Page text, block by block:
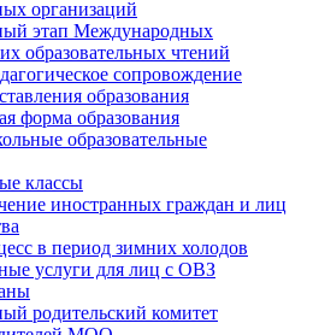
организаций
этап Международных
образовательных чтений
сопровождение
образования
форма образования
образовательные
классы
иностранных граждан и лиц
в период зимних холодов
услуги для лиц с ОВЗ
родительский комитет